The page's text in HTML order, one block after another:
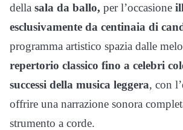
della sala da ballo, per l’occasione
esclusivamente da centinaia di
programma artistico spazia dalle
repertorio classico fino a celebri
successi della musica leggera, con
offrire una narrazione sonora
strumento a corde.